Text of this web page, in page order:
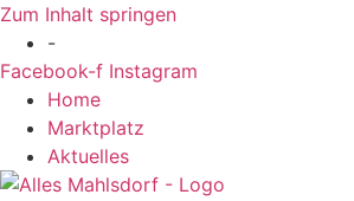
Zum Inhalt springen
-
Facebook-f Instagram
Home
Marktplatz
Aktuelles